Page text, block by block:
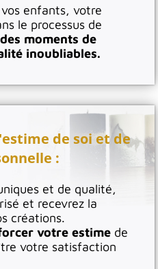
enfants, votre
le processus de
des moments de
inoubliables.
de soi et de
:
et de qualité,
et recevrez la
créations.
votre estime de
votre satisfaction